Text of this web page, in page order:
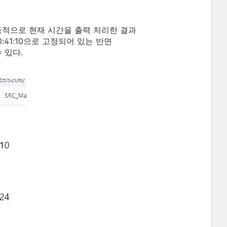
으로 현재 시간을 출력 처리한 결과
으로 고정되어 있는 반면
있다.